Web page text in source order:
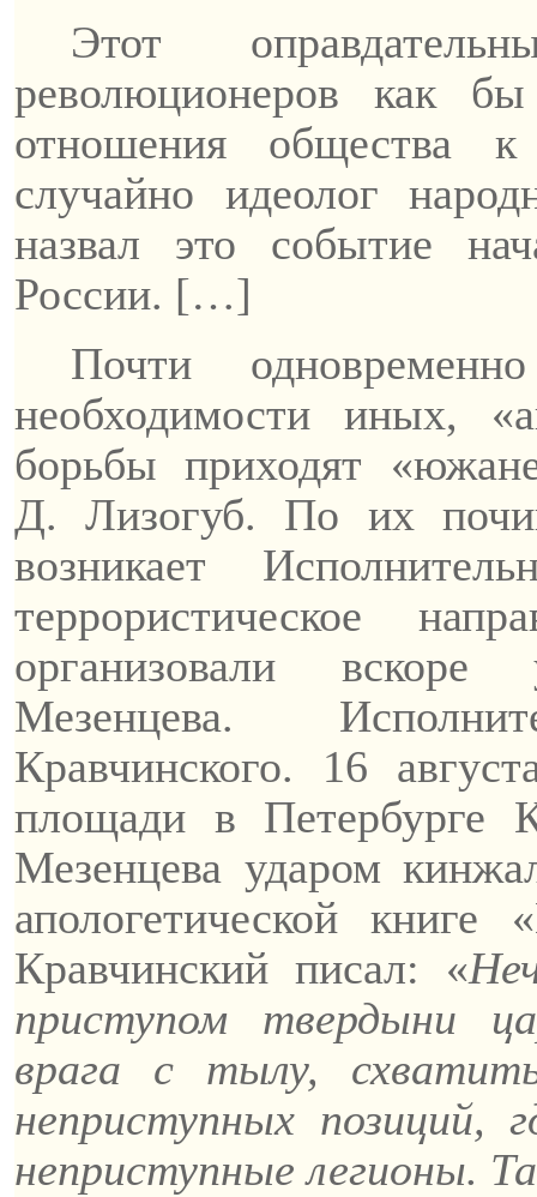
Этот
революционеров как
отношения общества
случайно идеолог
назвал это событие
России. […]
Почти
необходимости иных,
борьбы приходят
Д.Лизогуб. По их
возникает
террористическое
организовали
Мезенцева.
Кравчинского. 16
площади в Петербурге
Мезенцева ударом
апологетической книге
Кравчинский писал: «
приступом твердыни
врага с тылу,
неприступных позиций,
неприступные легионы.